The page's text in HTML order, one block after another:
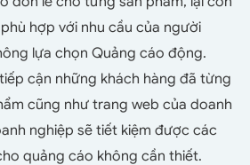
hợp với nhu cầu của người
lựa chọn Quảng cáo động.
cận những khách hàng đã từng
cũng như trang web của doanh
nghiệp sẽ tiết kiệm được các
quảng cáo không cần thiết.